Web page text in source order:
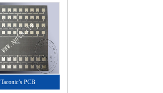
Taconic’s PCB